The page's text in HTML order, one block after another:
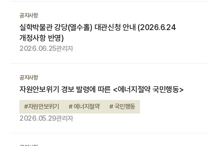
공지사항
실학박물관 강당(열수홀) 대관신청 안내 (2026.6.24
개정사항 반영)
2026.06.25관리자
공지사항
자원안보위기 경보 발령에 따른 <에너지절약 국민행동>
#자원안보위기 # 에너지절약 # 국민행동
2026.05.29관리자